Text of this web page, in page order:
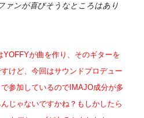
ァンが喜びそうなところはあり
YOFFYが曲を作り、そのギターを
けど、今回はサウンドプロデュー
参加しているのでIMAJO成分が多
じゃないですかね？もしかしたら